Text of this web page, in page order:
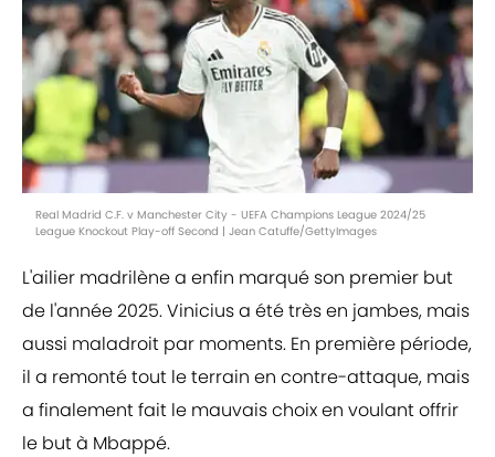
Real Madrid C.F. v Manchester City - UEFA Champions League 2024/25
League Knockout Play-off Second | Jean Catuffe/GettyImages
L'ailier madrilène a enfin marqué son premier but
de l'année 2025. Vinicius a été très en jambes, mais
aussi maladroit par moments. En première période,
il a remonté tout le terrain en contre-attaque, mais
a finalement fait le mauvais choix en voulant offrir
le but à Mbappé.